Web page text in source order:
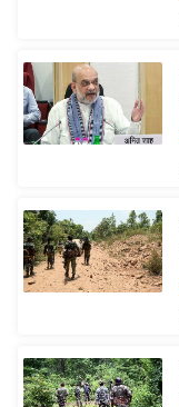
ग
त
वि
शे
ज्ञ
रा
य
ट
खे